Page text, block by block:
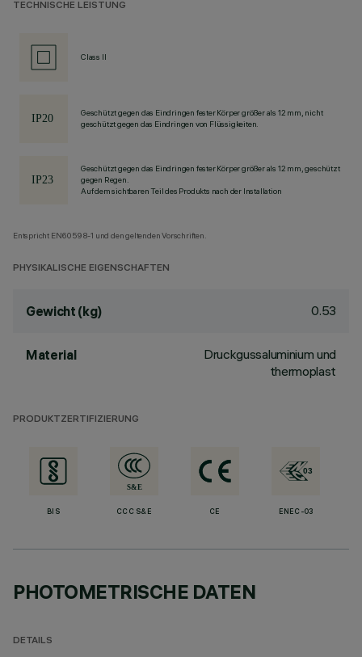
TECHNISCHE LEISTUNG
Class II
Geschützt gegen das Eindringen fester Körper größer als 12 mm, nicht
geschützt gegen das Eindringen von Flüssigkeiten.
Geschützt gegen das Eindringen fester Körper größer als 12 mm, geschützt
gegen Regen.
Auf dem sichtbaren Teil des Produkts nach der Installation
Entspricht EN60598-1 und den geltenden Vorschriften.
PHYSIKALISCHE EIGENSCHAFTEN
Gewicht (kg) 0.53
Material
Druckgussaluminium und
thermoplast
PRODUKTZERTIFIZIERUNG
BIS CCC S&E CE ENEC-03
PHOTOMETRISCHE DATEN
DETAILS